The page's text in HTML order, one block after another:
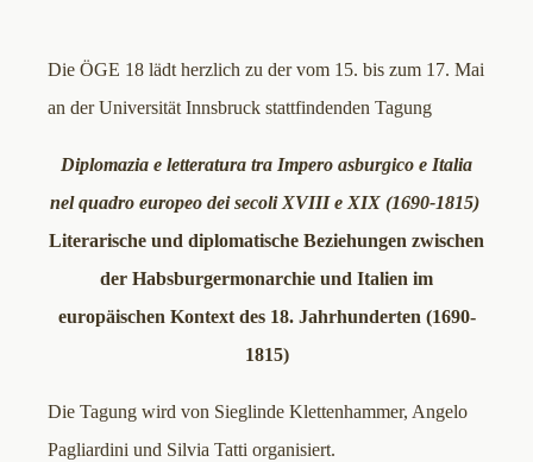
Die ÖGE 18 lädt herzlich zu der vom 15. bis zum 17. Mai
an der Universität Innsbruck stattfindenden Tagung
Diplomazia e letteratura tra Impero asburgico e Italia
nel quadro europeo dei secoli XVIII e XIX (1690-1815)
Literarische und diplomatische Beziehungen zwischen
der Habsburgermonarchie und Italien im
europäischen Kontext des 18. Jahrhunderten (1690-
1815)
Die Tagung wird von Sieglinde Klettenhammer, Angelo
Pagliardini und Silvia Tatti organisiert.